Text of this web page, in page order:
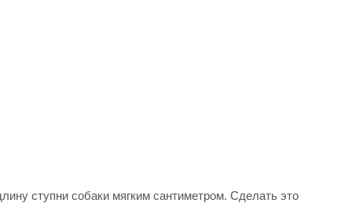
ступни собаки мягким сантиметром. Сделать это